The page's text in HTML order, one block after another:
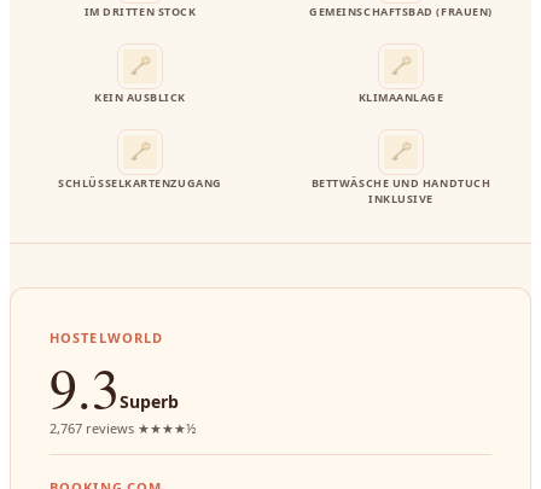
IM DRITTEN STOCK GEMEINSCHAFTSBAD (FRAUEN)
KEIN AUSBLICK KLIMAANLAGE
SCHLÜSSELKARTENZUGANG
BETTWÄSCHE UND HANDTUCH
INKLUSIVE
HOSTELWORLD
9.3Superb
2,767 reviews ★★★★½